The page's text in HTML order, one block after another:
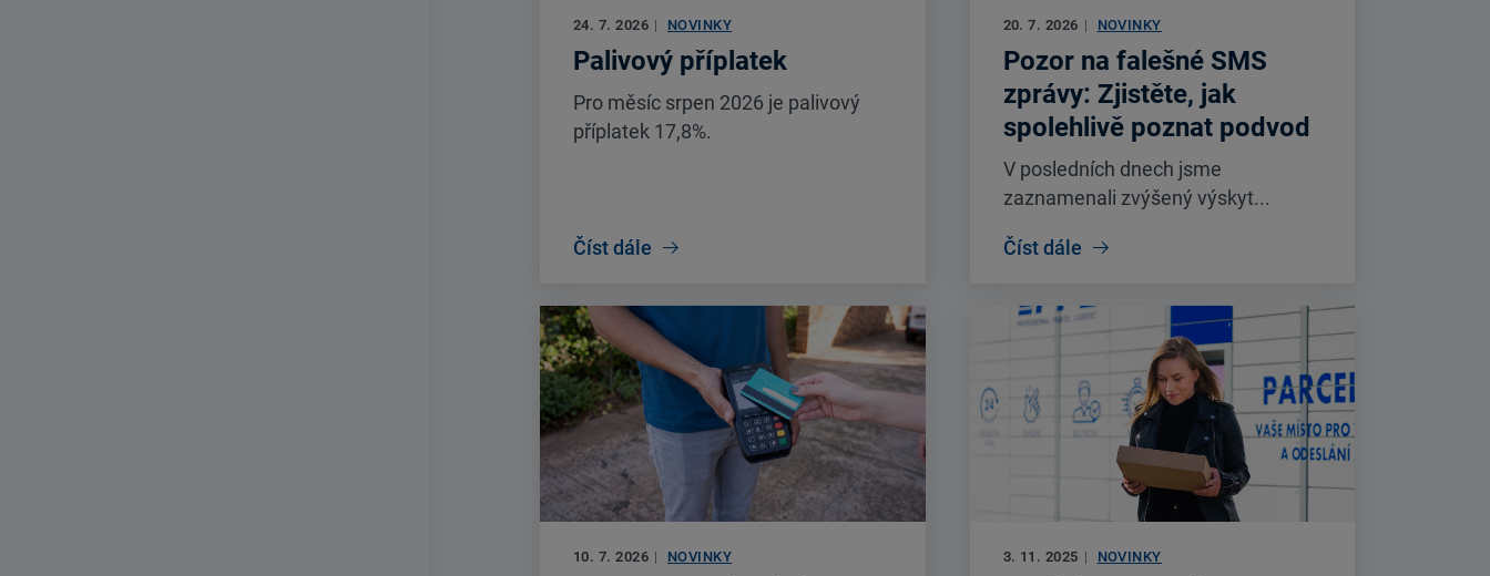
24. 7. 2026 | NOVINKY
Palivový příplatek
Pro měsíc srpen 2026 je palivový
příplatek 17,8%.
Číst dále
20. 7. 2026 | NOVINKY
Pozor na falešné SMS
zprávy: Zjistěte, jak
spolehlivě poznat podvod
V posledních dnech jsme
zaznamenali zvýšený výskyt...
Číst dále
10. 7. 2026 | NOVINKY 3. 11. 2025 | NOVINKY